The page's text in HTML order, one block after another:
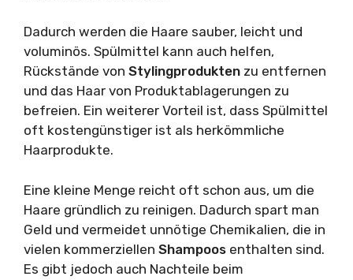
Dadurch werden die Haare sauber, leicht und
voluminös. Spülmittel kann auch helfen,
Rückstände von Stylingprodukten zu entfernen
und das Haar von Produktablagerungen zu
befreien. Ein weiterer Vorteil ist, dass Spülmittel
oft kostengünstiger ist als herkömmliche
Haarprodukte.
Eine kleine Menge reicht oft schon aus, um die
Haare gründlich zu reinigen. Dadurch spart man
Geld und vermeidet unnötige Chemikalien, die in
vielen kommerziellen Shampoos enthalten sind.
Es gibt jedoch auch Nachteile beim